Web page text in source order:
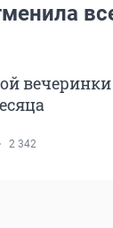
2 342